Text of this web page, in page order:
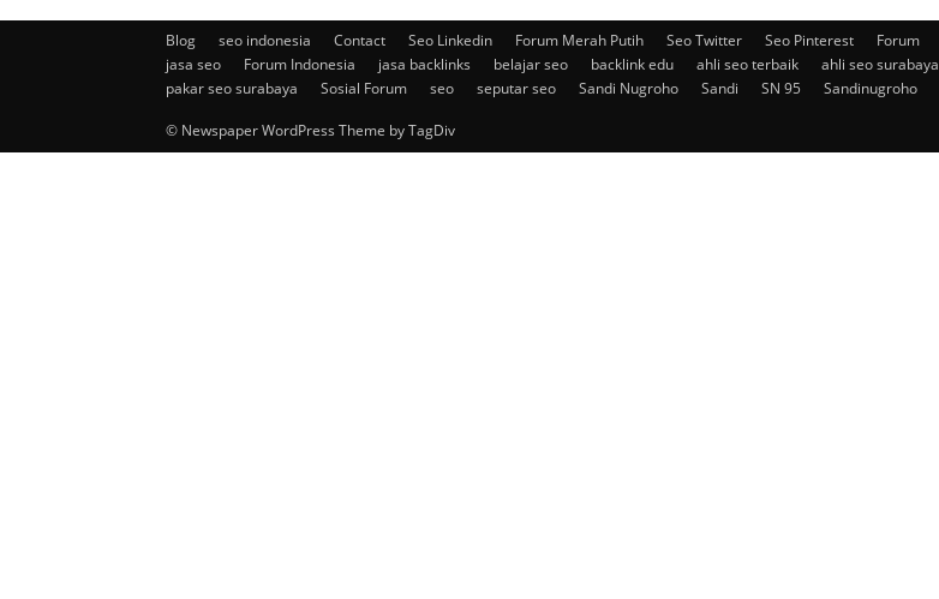
Blog seo indonesia Contact Seo Linkedin Forum Merah Putih Seo Twitter Seo Pinterest Forum
jasa seo
Forum Indonesia jasa backlinks belajar seo backlink edu ahli seo terbaik ahli seo surabaya
pakar seo surabaya
Sosial Forum seo seputar seo Sandi Nugroho Sandi SN 95 Sandinugroho
© Newspaper WordPress Theme by TagDiv